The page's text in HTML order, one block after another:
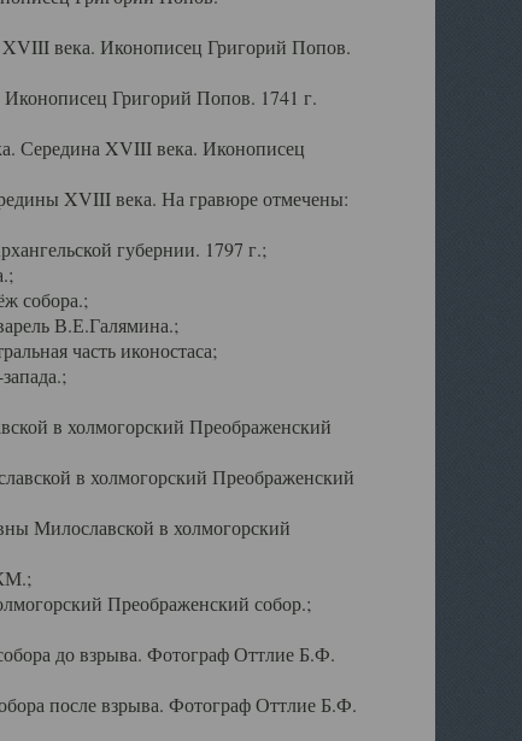
века. Иконописец Григорий Попов.
Григорий Попов. 1741 г.
Середина XVIII века. Иконописец
XVIII века. На гравюре отмечены:
губернии. 1797 г.;
собора.;
В.Е.Галямина.;
часть иконостаса;
в холмогорский Преображенский
в холмогорский Преображенский
Милославской в холмогорский
Преображенский собор.;
до взрыва. Фотограф Оттлие Б.Ф.
после взрыва. Фотограф Оттлие Б.Ф.